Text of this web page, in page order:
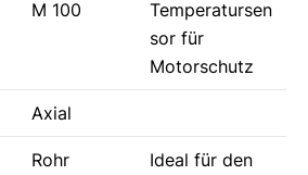
M 100
Temperatursen
sor für
Motorschutz
Axial
Rohr
Ideal für den